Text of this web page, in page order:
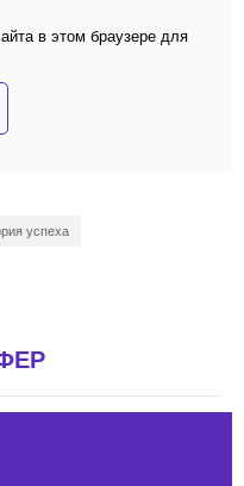
в этом браузере для
успеха